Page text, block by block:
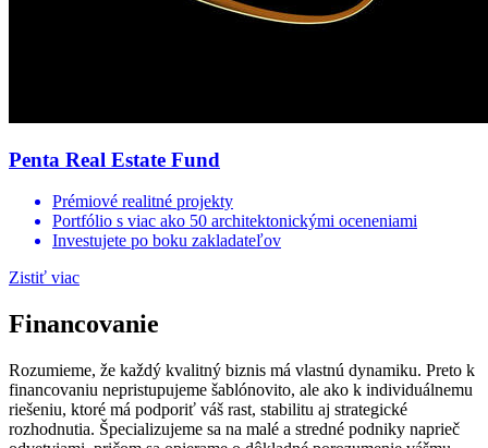
Penta Real Estate Fund
Prémiové realitné projekty
Portfólio s viac ako 50 architektonickými oceneniami
Investujete po boku zakladateľov
Zistiť viac
Financovanie
Rozumieme, že každý kvalitný biznis má vlastnú dynamiku. Preto k
financovaniu nepristupujeme šablónovito, ale ako k individuálnemu
riešeniu, ktoré má podporiť váš rast, stabilitu aj strategické
rozhodnutia. Špecializujeme sa na malé a stredné podniky naprieč